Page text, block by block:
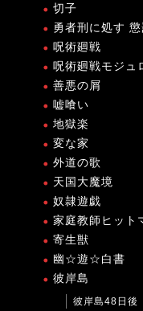
切子
勇者刑に処す
呪術廻戦
呪術廻戦モジュ
善悪の屑
嘘喰い
地獄楽
変な家
外道の歌
天国大魔境
奴隷遊戯
家庭教師ヒット
寄生獣
幽☆遊☆白書
彼岸島
彼岸島48日後